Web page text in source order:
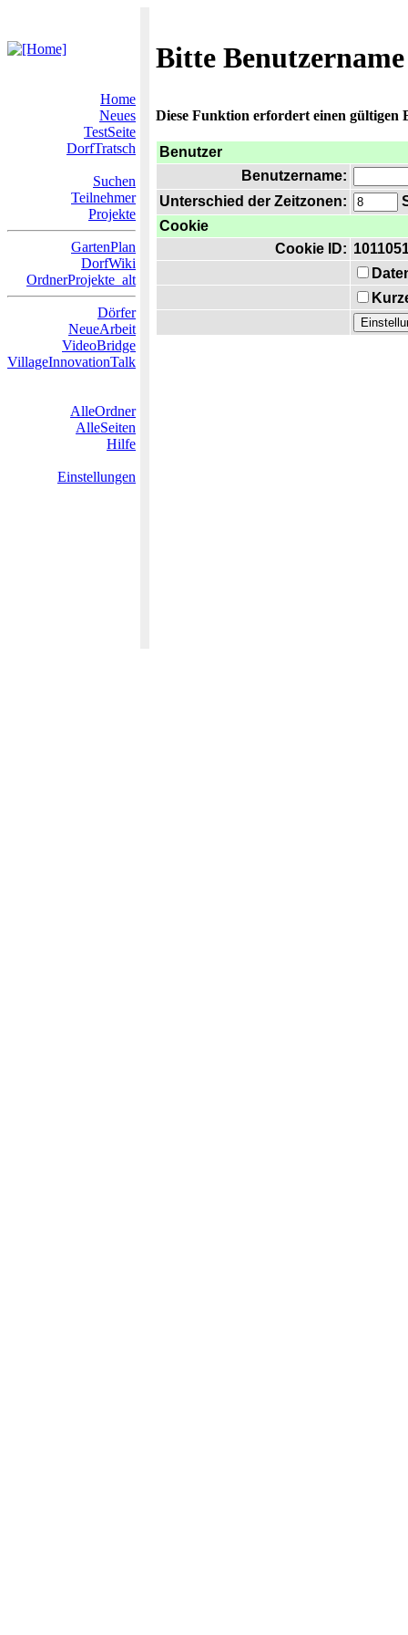
Bitte
Home
Neues
TestSeite
DorfTratsch
Suchen
Teilnehmer
Projekte
GartenPlan
DorfWiki
OrdnerProjekte_alt
Dörfer
NeueArbeit
VideoBridge
VillageInnovationTalk
AlleOrdner
AlleSeiten
Hilfe
Einstellungen
Diese Funktion erfordert einen gültigen
Benutzer
Benutzername:
Unterschied der Zeitzonen:
Cookie
Cookie ID: